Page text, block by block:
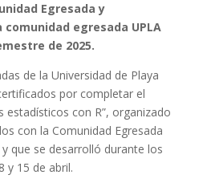
Egresada y
comunidad egresada UPLA
de 2025.
de la Universidad de Playa
por completar el
estadísticos con R”, organizado
con la Comunidad Egresada
y que se desarrolló durante los
y 15 de abril.